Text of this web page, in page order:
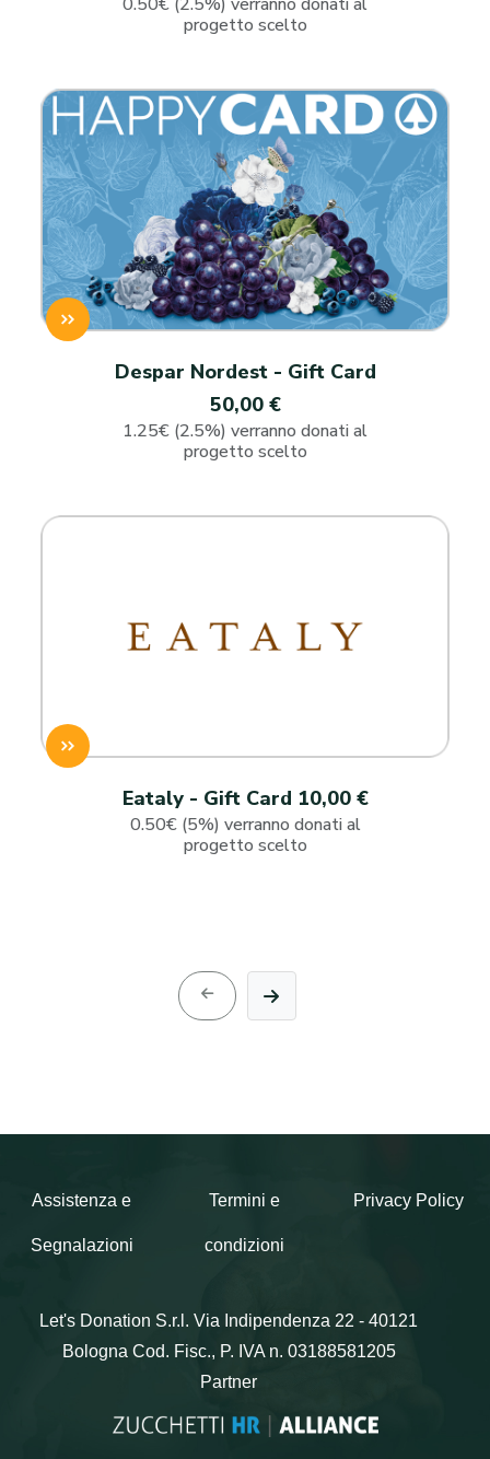
progetto scelto
Despar Nordest - Gift Card
50,00 €
1.25€ (2.5%) verranno donati al
progetto scelto
Eataly - Gift Card 10,00 €
0.50€ (5%) verranno donati al
progetto scelto
Assistenza e
Segnalazioni
Termini e
condizioni
Privacy Policy
Let's Donation S.r.l. Via Indipendenza 22 - 40121
Bologna Cod. Fisc., P. IVA n. 03188581205
Partner